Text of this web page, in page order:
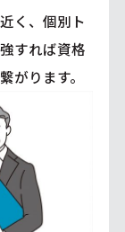
く、個別ト
すれば資格
がります。